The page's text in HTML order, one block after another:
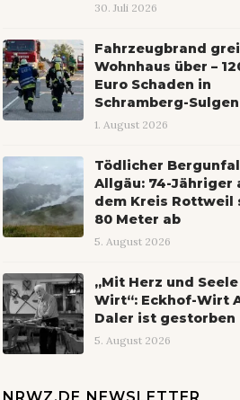
30. Juli 2026
Fahrzeugbrand
Wohnhaus über –
Euro Schaden in
Schramberg-Sulgen
1. August 2026
Tödlicher
Allgäu: 74-Jähriger
dem Kreis Rottweil
80 Meter ab
5. August 2026
„Mit Herz und Seele
Wirt“: Eckhof-Wirt
Daler ist gestorben
5. August 2026